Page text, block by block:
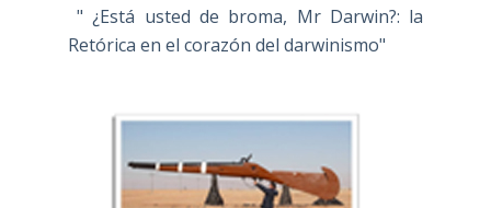
" ¿Está usted de broma, Mr Darwin?: la
Retórica en el corazón del darwinismo"